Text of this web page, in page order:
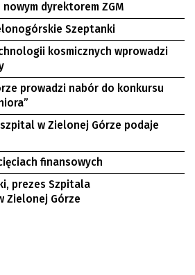
nowym dyrektorem ZGM
Szeptanki
kosmicznych wprowadzi
prowadzi nabór do konkursu
w Zielonej Górze podaje
finansowych
prezes Szpitala
Zielonej Górze